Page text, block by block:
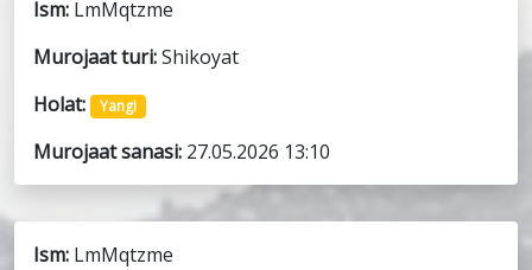
Ism: LmMqtzme
Murojaat turi:Shikoyat
Holat:
Yangi
Murojaat sanasi: 27.05.2026 13:10
Ism: LmMqtzme